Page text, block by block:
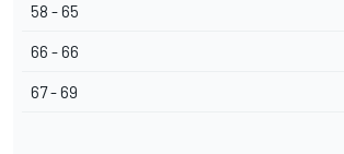
58 - 65
66 - 66
67 - 69